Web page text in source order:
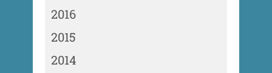
2016
2015
2014